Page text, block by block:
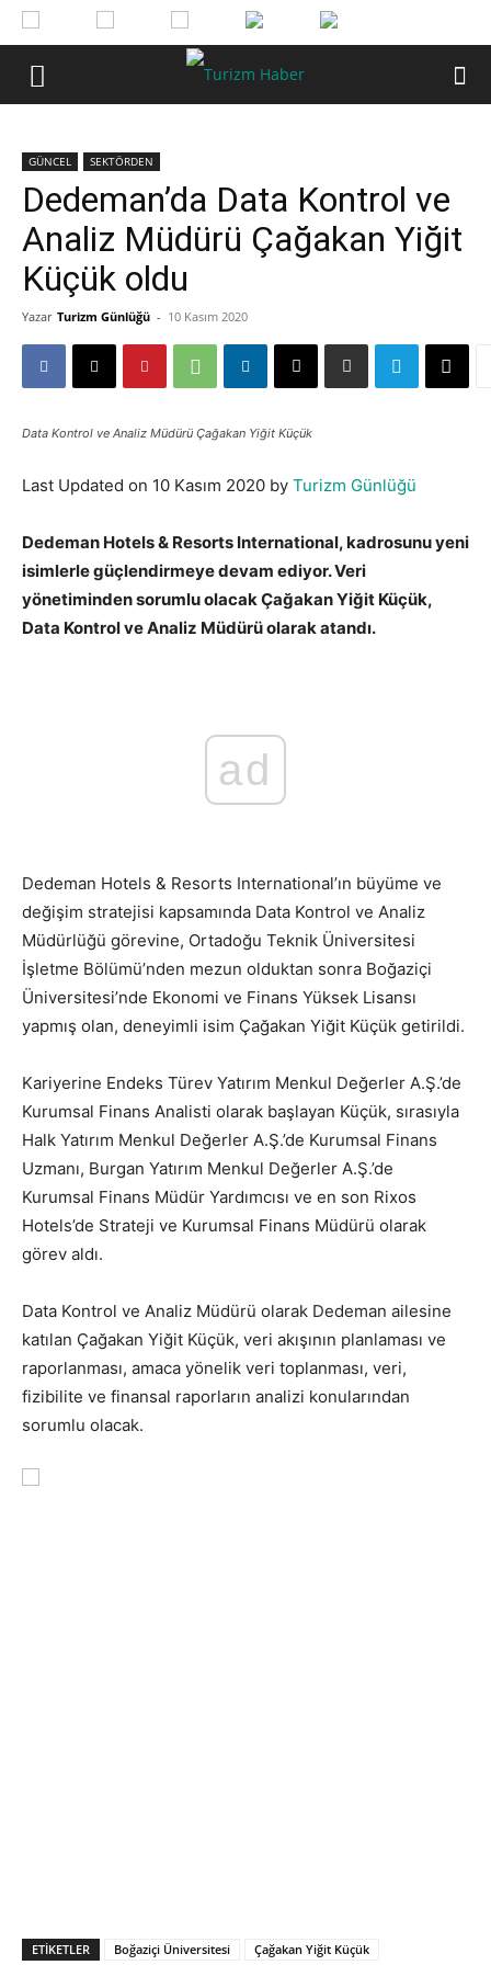
GÜNCEL SEKTÖRDEN
Dedeman’da Data Kontrol ve
Analiz Müdürü Çağakan Yiğit
Küçük oldu
Yazar Turizm Günlüğü - 10 Kasım 2020
Data Kontrol ve Analiz Müdürü Çağakan Yiğit Küçük
Last Updated on 10 Kasım 2020 by Turizm Günlüğü
Dedeman Hotels & Resorts International, kadrosunu yeni
isimlerle güçlendirmeye devam ediyor. Veri
yönetiminden sorumlu olacak Çağakan Yiğit Küçük,
Data Kontrol ve Analiz Müdürü olarak atandı.
ad
Dedeman Hotels & Resorts International’ın büyüme ve
değişim stratejisi kapsamında Data Kontrol ve Analiz
Müdürlüğü görevine, Ortadoğu Teknik Üniversitesi
İşletme Bölümü’nden mezun olduktan sonra Boğaziçi
Üniversitesi’nde Ekonomi ve Finans Yüksek Lisansı
yapmış olan, deneyimli isim Çağakan Yiğit Küçük getirildi.
Kariyerine Endeks Türev Yatırım Menkul Değerler A.Ş.’de
Kurumsal Finans Analisti olarak başlayan Küçük, sırasıyla
Halk Yatırım Menkul Değerler A.Ş.’de Kurumsal Finans
Uzmanı, Burgan Yatırım Menkul Değerler A.Ş.’de
Kurumsal Finans Müdür Yardımcısı ve en son Rixos
Hotels’de Strateji ve Kurumsal Finans Müdürü olarak
görev aldı.
Data Kontrol ve Analiz Müdürü olarak Dedeman ailesine
katılan Çağakan Yiğit Küçük, veri akışının planlaması ve
raporlanması, amaca yönelik veri toplanması, veri,
fizibilite ve finansal raporların analizi konularından
sorumlu olacak.
ETIKETLER Boğaziçi Üniversitesi Çağakan Yiğit Küçük